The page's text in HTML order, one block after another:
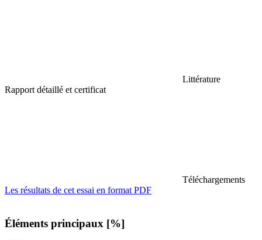
Littérature
Rapport détaillé et certificat
Téléchargements
Les résultats de cet essai en format PDF
Éléments principaux [%]